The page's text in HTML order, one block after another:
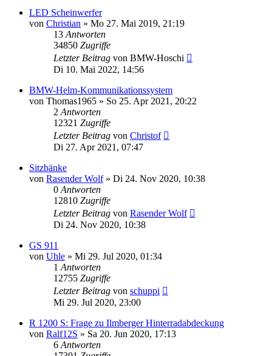
LED Scheinwerfer
von Christian » Mo 27. Mai 2019, 21:19
13 Antworten
34850 Zugriffe
Letzter Beitrag von BMW-Hoschi
Di 10. Mai 2022, 14:56
BMW-Helm-Kommunikationssystem
von Thomas1965 » So 25. Apr 2021, 20:22
2 Antworten
12321 Zugriffe
Letzter Beitrag von Christof
Di 27. Apr 2021, 07:47
Sitzbänke
von Rasender Wolf» Di 24. Nov 2020, 10:38
0 Antworten
12810 Zugriffe
Letzter Beitrag von Rasender Wolf
Di 24. Nov 2020, 10:38
GS 911
von Uhle » Mi 29. Jul 2020, 01:34
1 Antworten
12755 Zugriffe
Letzter Beitrag von schuppi
Mi 29. Jul 2020, 23:00
R 1200 S: Frage zu Ilmberger Hinterradabdeckung
von Ralf12S » Sa 20. Jun 2020, 17:13
6 Antworten